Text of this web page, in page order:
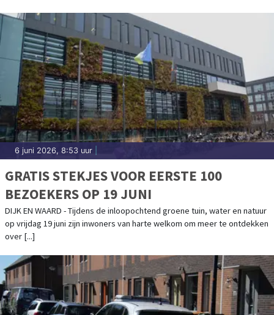
6 juni 2026, 8:53 uur
GRATIS STEKJES VOOR EERSTE 100
BEZOEKERS OP 19 JUNI
DIJK EN WAARD - Tijdens de inloopochtend groene tuin, water en natuur
op vrijdag 19 juni zijn inwoners van harte welkom om meer te ontdekken
over [...]